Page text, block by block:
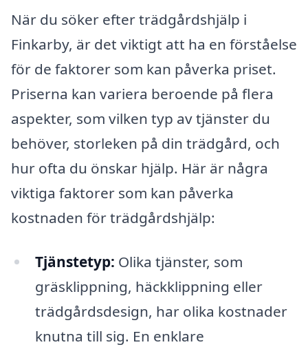
När du söker efter trädgårdshjälp i
Finkarby, är det viktigt att ha en förståelse
för de faktorer som kan påverka priset.
Priserna kan variera beroende på flera
aspekter, som vilken typ av tjänster du
behöver, storleken på din trädgård, och
hur ofta du önskar hjälp. Här är några
viktiga faktorer som kan påverka
kostnaden för trädgårdshjälp:
Tjänstetyp: Olika tjänster, som
gräsklippning, häckklippning eller
trädgårdsdesign, har olika kostnader
knutna till sig. En enklare